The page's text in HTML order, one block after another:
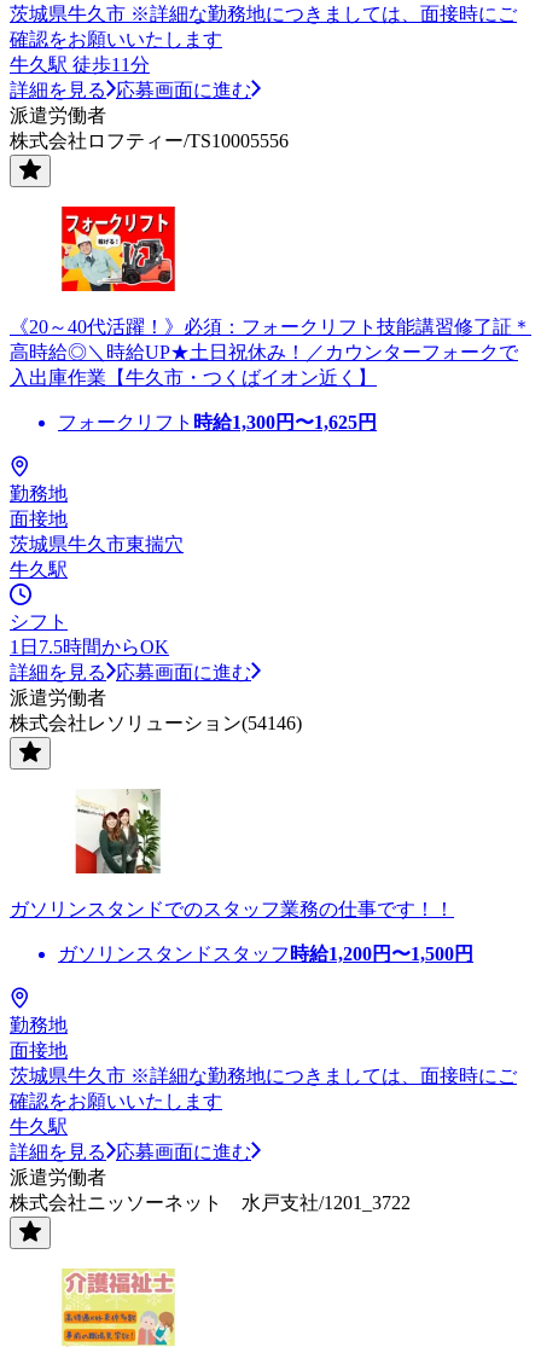
茨城県牛久市 ※詳細な勤務地につきましては、面接時にご
確認をお願いいたします
牛久駅 徒歩11分
詳細を見る
応募画面に進む
派遣労働者
株式会社ロフティー/TS10005556
《20～40代活躍！》必須：フォークリフト技能講習修了証＊
高時給◎＼時給UP★土日祝休み！／カウンターフォークで
入出庫作業【牛久市・つくばイオン近く】
フォークリフト 時給1,300円〜1,625円
勤務地
面接地
茨城県牛久市東揣穴
牛久駅
シフト
1日7.5時間からOK
詳細を見る
応募画面に進む
派遣労働者
株式会社レソリューション(54146)
ガソリンスタンドでのスタッフ業務の仕事です！！
ガソリンスタンドスタッフ 時給1,200円〜1,500円
勤務地
面接地
茨城県牛久市 ※詳細な勤務地につきましては、面接時にご
確認をお願いいたします
牛久駅
詳細を見る
応募画面に進む
派遣労働者
株式会社ニッソーネット 水戸支社/1201_3722